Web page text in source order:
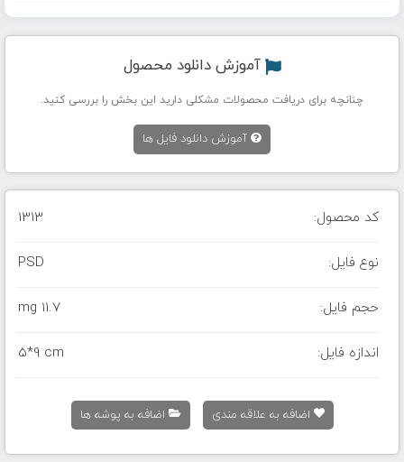
آموزش دانلود محصول
چنانچه برای دریافت محصولات مشکلی دارید این بخش را بررسی کنید.
آموزش دانلود فایل ها
کد محصول: 1313
نوع فایل: PSD
حجم فایل: 11.7 mg
اندازه فایل: 5*9 cm
اضافه به علاقه مندی اضافه به پوشه ها